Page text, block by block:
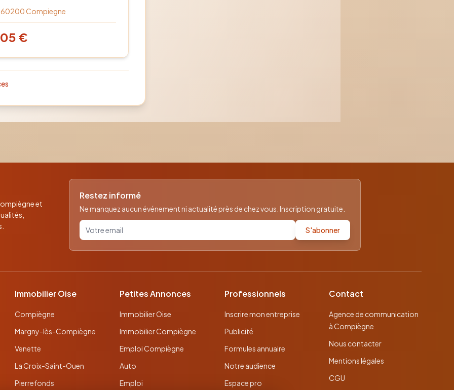
60200Compiegne
€
et
Restez informé
Ne manquez aucun événement ni actualité près de chez vous. Inscription gratuite.
Votre email pour la newsletter S'abonner
Immobilier Oise
Compiègne
Margny-lès-Compiègne
Venette
La Croix-Saint-Ouen
Pierrefonds
Petites Annonces
Immobilier Oise
Immobilier Compiègne
Emploi Compiègne
Auto
Emploi
Professionnels
Inscrire mon entreprise
Publicité
Formules annuaire
Notre audience
Espace pro
Contact
Agence de communication
à Compiègne
Nous contacter
Mentions légales
CGU